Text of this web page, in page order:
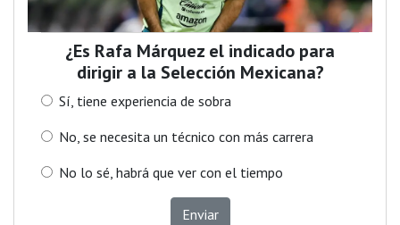
¿Es Rafa Márquez el indicado para
dirigir a la Selección Mexicana?
Sí, tiene experiencia de sobra
No, se necesita un técnico con más carrera
No lo sé, habrá que ver con el tiempo
Enviar